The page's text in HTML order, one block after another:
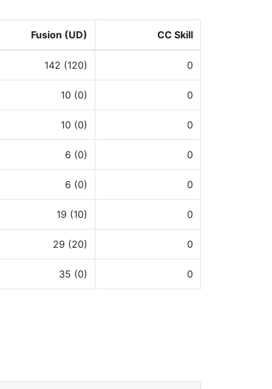
Fusion (UD) CC Skill
142 (120) 0
10 (0) 0
10 (0) 0
6 (0) 0
6 (0) 0
19 (10) 0
29 (20) 0
35 (0) 0